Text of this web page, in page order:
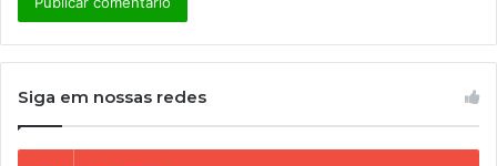
Siga em nossas redes